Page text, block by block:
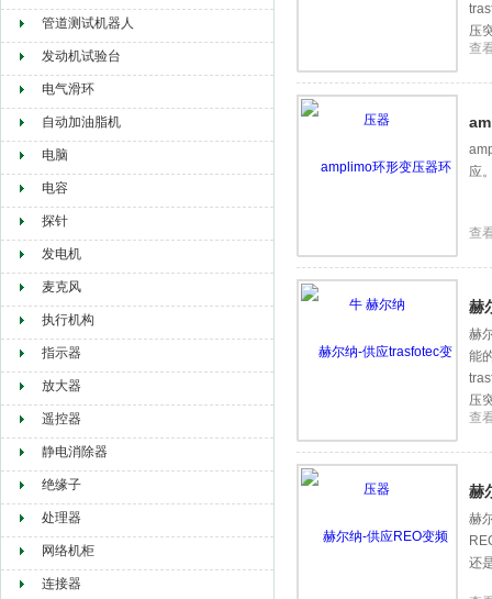
管道测试机器人
发动机试验台
电气滑环
自动加油脂机
电脑
电容
探针
发电机
麦克风
执行机构
指示器
放大器
遥控器
静电消除器
绝缘子
处理器
网络机柜
连接器
压
查
应
查
赫
赫
能
压
查
赫
赫
还